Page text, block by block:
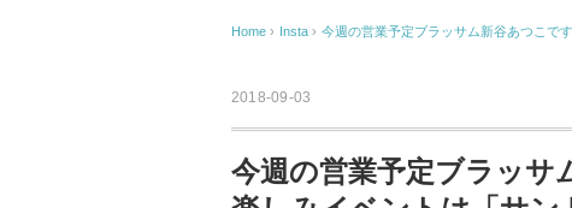
Home › Insta › 今週の営業予定 ブラッサム新谷あつこで
2018-09-03
今週の営業予定 ブラッサ